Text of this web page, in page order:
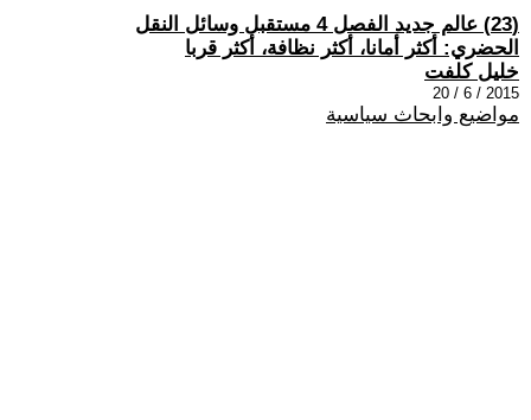
(23) عالم جديد الفصل 4 مستقبل وسائل النقل
الحضري: أكثر أمانا، أكثر نظافة، أكثر قربا
خليل كلفت
2015 / 6 / 20
مواضيع وابحاث سياسية